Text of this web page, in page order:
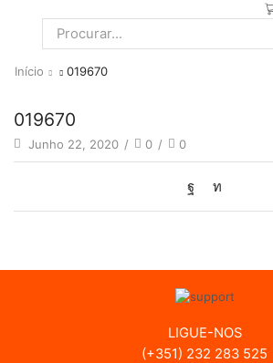
Search
Início 019670
019670
Junho 22, 2020 / 0 / 0
LIGUE-NOS
(+351) 232 283 525